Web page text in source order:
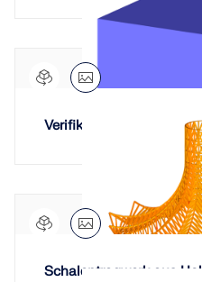
Verifikationsbeispiel
Schalentragwerk aus